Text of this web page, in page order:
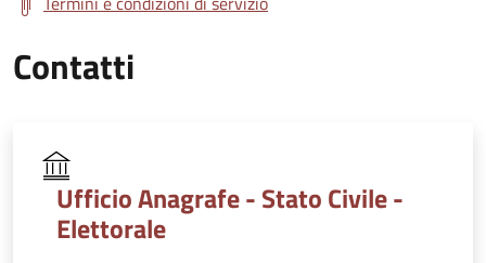
Contatti
Ufficio Anagrafe - Stato Civile -
Elettorale